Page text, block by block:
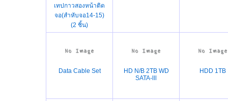
เทปกาวสองหน้าติด
จอ(สำหับจอ14-15)
(2 ชิ้น)
Data Cable Set
HD N/B 2TB WD
SATA-lll
HDD 1TB